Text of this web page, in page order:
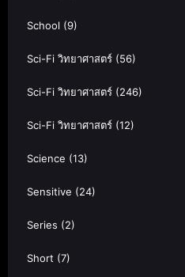
School (9)
Sci-Fi วิทยาศาสตร์ (56)
Sci-Fi วิทยาศาสตร์ (246)
Sci-Fi วิทยาศาสตร์ (12)
Science (13)
Sensitive (24)
Series (2)
Short (7)